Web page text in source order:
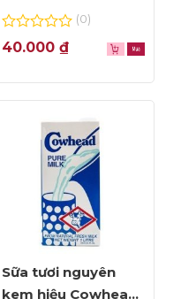
Foam đỉnh cao
0
out
5
(0)
40.000 ₫
Sữa tươi nguyên
kem hiệu Cowhead